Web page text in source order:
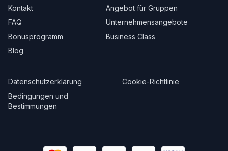
Kontakt
FAQ
Bonusprogramm
Blog
Angebot für Gruppen
Unternehmensangebote
Business Class
Datenschutzerklärung
Cookie-Richtlinie
Bedingungen und
Bestimmungen